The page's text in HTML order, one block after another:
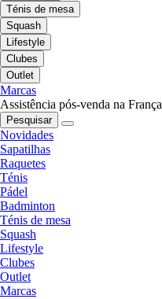
Ténis de mesa
Squash
Lifestyle
Clubes
Outlet
Marcas
Assistência pós-venda na França
Pesquisar
Novidades
Sapatilhas
Raquetes
Ténis
Pádel
Badminton
Ténis de mesa
Squash
Lifestyle
Clubes
Outlet
Marcas